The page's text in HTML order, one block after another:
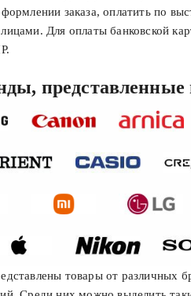
заказа, оплатить по
Для оплаты банковской
представленные
товары от различных